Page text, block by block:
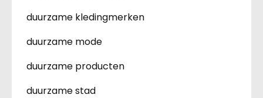
duurzame kledingmerken
duurzame mode
duurzame producten
duurzame stad